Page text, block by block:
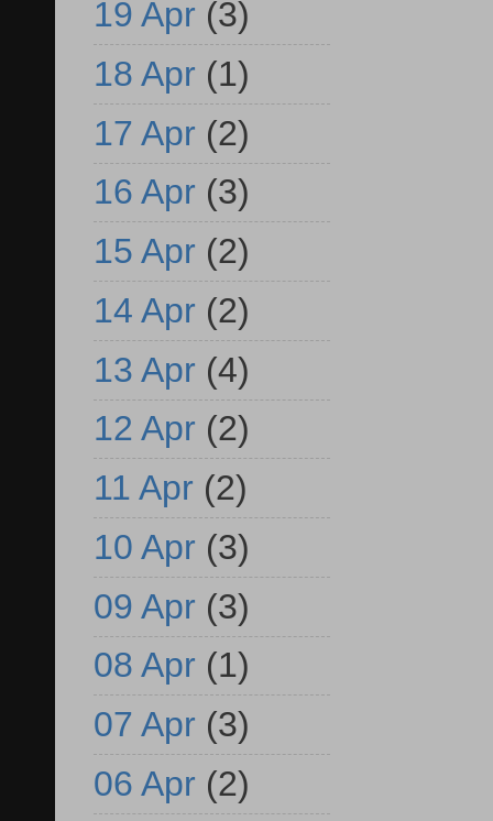
19 Apr (3)
18 Apr (1)
17 Apr (2)
16 Apr (3)
15 Apr (2)
14 Apr (2)
13 Apr (4)
12 Apr (2)
11 Apr (2)
10 Apr (3)
09 Apr (3)
08 Apr (1)
07 Apr (3)
06 Apr (2)